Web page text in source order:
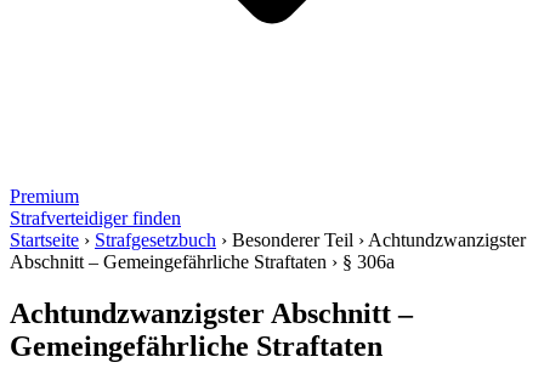
Premium
Strafverteidiger finden
Startseite › Strafgesetzbuch › Besonderer Teil › Achtundzwanzigster
Abschnitt – Gemeingefährliche Straftaten › § 306a
Achtundzwanzigster Abschnitt –
Gemeingefährliche Straftaten